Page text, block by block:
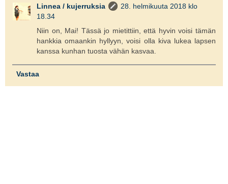
Linnea / kujerruksia
28. helmikuuta 2018 klo
18.34
Niin on, Mai! Tässä jo mietittiin, että hyvin voisi tämän
hankkia omaankin hyllyyn, voisi olla kiva lukea lapsen
kanssa kunhan tuosta vähän kasvaa.
Vastaa